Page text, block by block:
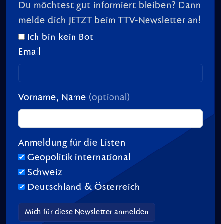
Du möchtest gut informiert bleiben? Dann
melde dich JETZT beim TTV-Newsletter an!
Ich bin kein Bot
Email
Vorname, Name (optional)
Anmeldung für die Listen
Geopolitik international
Schweiz
Deutschland & Österreich